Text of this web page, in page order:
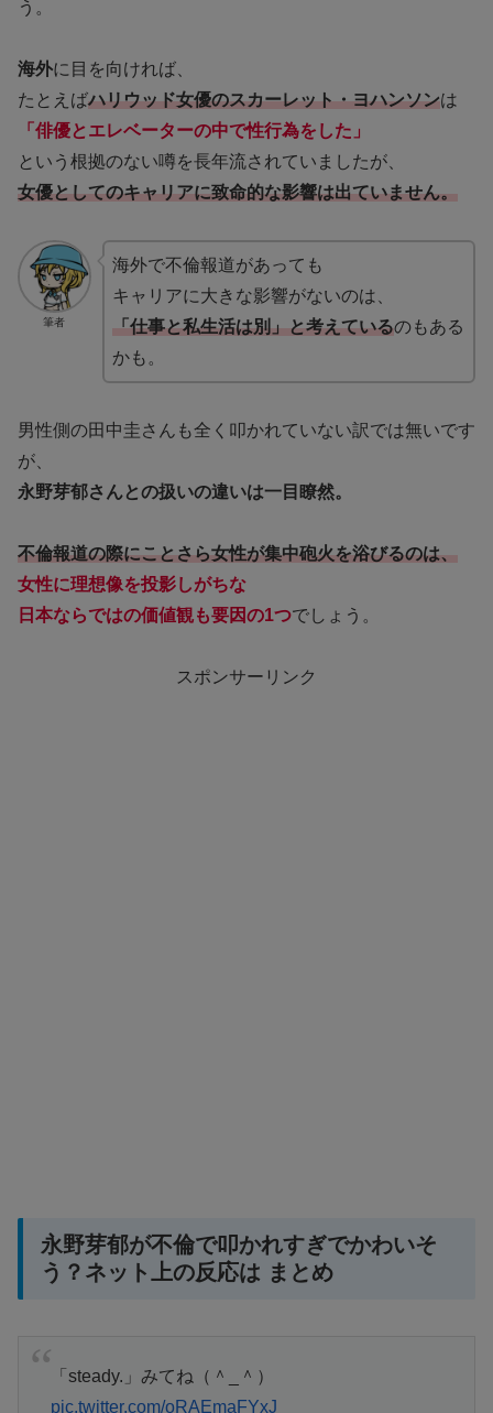
う。
海外に目を向ければ、
たとえばハリウッド女優のスカーレット・ヨハンソンは
「俳優とエレベーターの中で性行為をした」
という根拠のない噂を長年流されていましたが、
女優としてのキャリアに致命的な影響は出ていません。
筆者
海外で不倫報道があっても
キャリアに大きな影響がないのは、
「仕事と私生活は別」と考えているのもある
かも。
男性側の田中圭さんも全く叩かれていない訳では無いです
が、
永野芽郁さんとの扱いの違いは一目瞭然。
不倫報道の際にことさら女性が集中砲火を浴びるのは、
女性に理想像を投影しがちな
日本ならではの価値観も要因の1つでしょう。
スポンサーリンク
永野芽郁が不倫で叩かれすぎでかわいそ
う？ネット上の反応は まとめ
「steady.」みてね（＾_＾）
pic.twitter.com/oRAEmaFYxJ